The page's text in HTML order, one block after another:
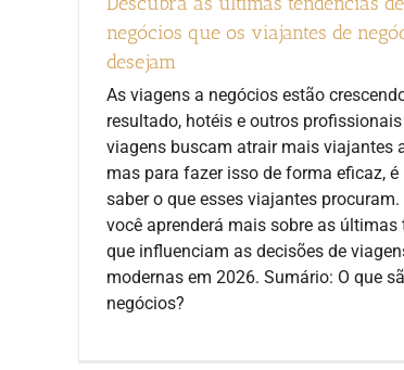
negócios que os viajantes de
desejam
As viagens a negócios estão
resultado, hotéis e outros
viagens buscam atrair mais viajantes
mas para fazer isso de forma eficaz, é
saber o que esses viajantes
você aprenderá mais sobre as últimas
que influenciam as decisões de
modernas em 2026. Sumário: O que
negócios?